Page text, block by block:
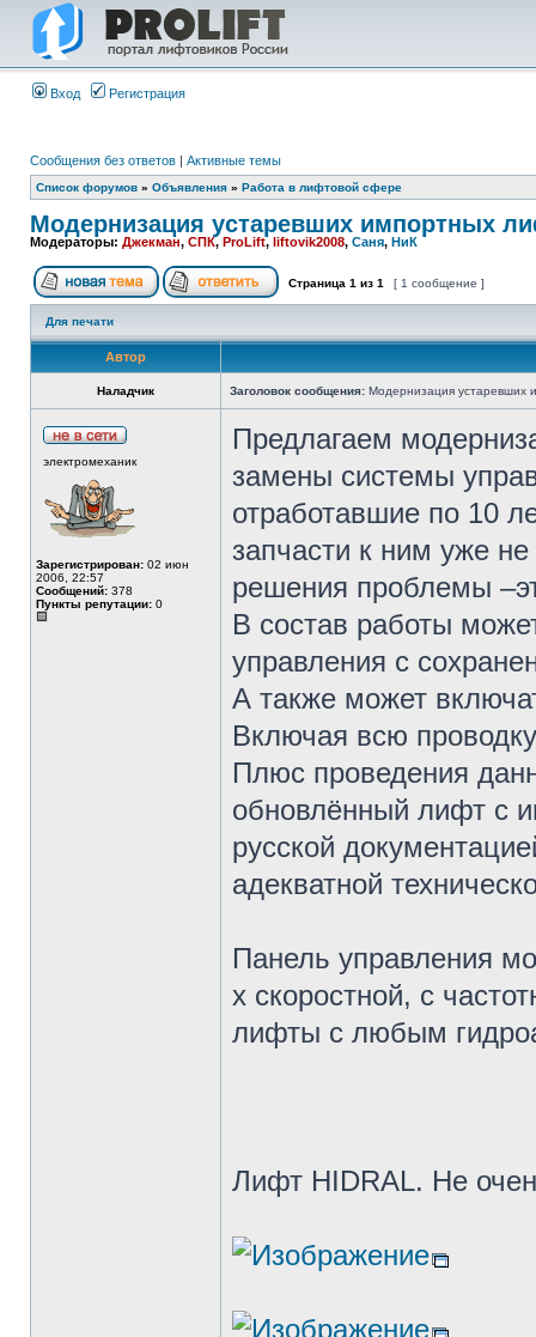
Вход Регистрация
Сообщения без ответов | Активные темы
Список форумов » Объявления » Работа в лифтовой сфере
Модернизация устаревших импортных
Модераторы: Джекман, СПК, ProLift, liftovik2008, Саня, НиК
Страница 1 из 1 [ 1 сообщение ]
Для печати
Автор
Наладчик Заголовок сообщения: Модернизация устаревших
электромеханик
Зарегистрирован: 02 июн
2006, 22:57
Сообщений: 378
Пункты репутации: 0
Предлагаем
замены системы
отработавшие по 10
запчасти к ним уже
решения проблемы
В состав работы
управления с
А также может
Включая всю
Плюс проведения
обновлённый лифт с
русской
адекватной
Панель управления
х скоростной, с
лифты с любым
Лифт HIDRAL. Не